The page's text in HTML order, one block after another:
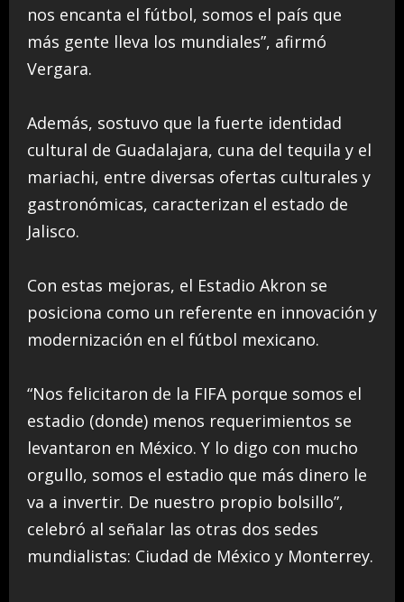
nos encanta el fútbol, somos el país que
más gente lleva los mundiales”, afirmó
Vergara.
Además, sostuvo que la fuerte identidad
cultural de Guadalajara, cuna del tequila y el
mariachi, entre diversas ofertas culturales y
gastronómicas, caracterizan el estado de
Jalisco.
Con estas mejoras, el Estadio Akron se
posiciona como un referente en innovación y
modernización en el fútbol mexicano.
“Nos felicitaron de la FIFA porque somos el
estadio (donde) menos requerimientos se
levantaron en México. Y lo digo con mucho
orgullo, somos el estadio que más dinero le
va a invertir. De nuestro propio bolsillo”,
celebró al señalar las otras dos sedes
mundialistas: Ciudad de México y Monterrey.